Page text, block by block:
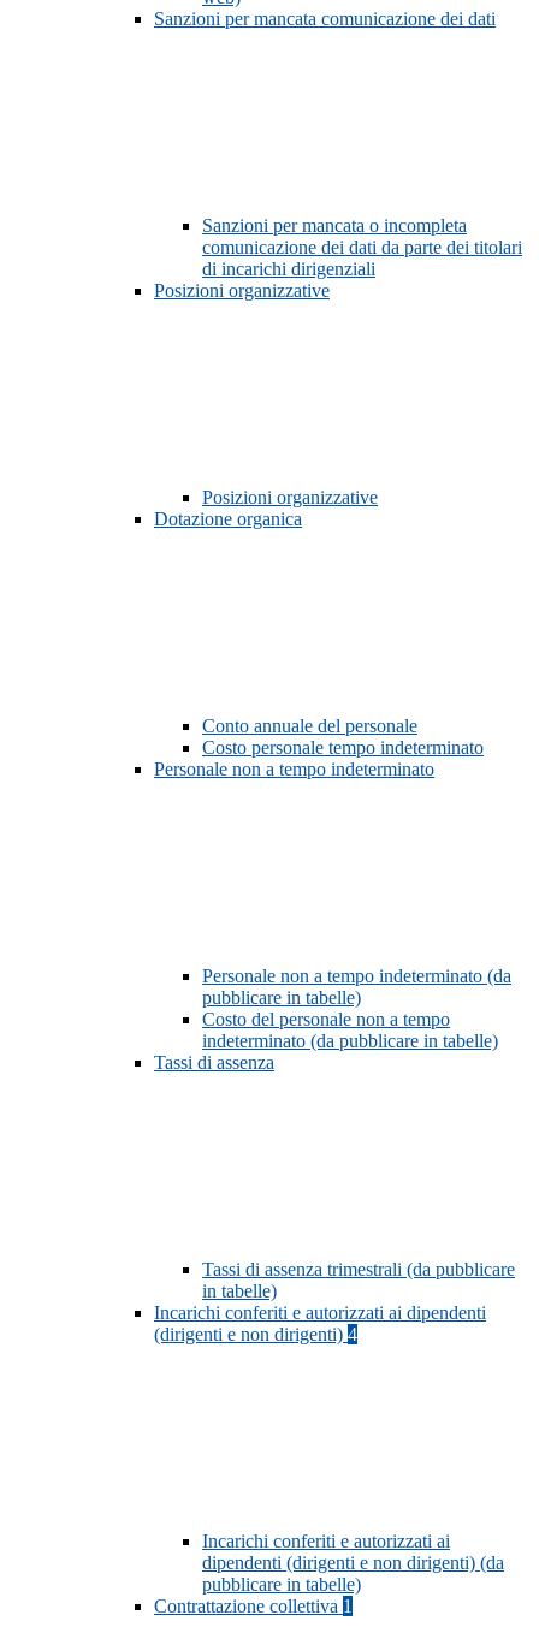
Sanzioni per mancata comunicazione dei dati
Sanzioni per mancata o incompleta
comunicazione dei dati da parte dei titolari
di incarichi dirigenziali
Posizioni organizzative
Posizioni organizzative
Dotazione organica
Conto annuale del personale
Costo personale tempo indeterminato
Personale non a tempo indeterminato
Personale non a tempo indeterminato (da
pubblicare in tabelle)
Costo del personale non a tempo
indeterminato (da pubblicare in tabelle)
Tassi di assenza
Tassi di assenza trimestrali (da pubblicare
in tabelle)
Incarichi conferiti e autorizzati ai dipendenti
(dirigenti e non dirigenti) 4
Incarichi conferiti e autorizzati ai
dipendenti (dirigenti e non dirigenti) (da
pubblicare in tabelle)
Contrattazione collettiva 1